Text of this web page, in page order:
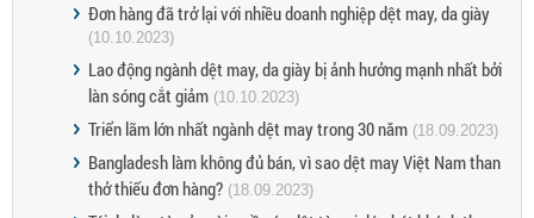
Đơn hàng đã trở lại với nhiều doanh nghiệp dệt may, da giày
(10.10.2023)
Lao động ngành dệt may, da giày bị ảnh hưởng mạnh nhất bởi
làn sóng cắt giảm (10.10.2023)
Triển lãm lớn nhất ngành dệt may trong 30 năm (18.09.2023)
Bangladesh làm không đủ bán, vì sao dệt may Việt Nam than
thở thiếu đơn hàng? (18.09.2023)